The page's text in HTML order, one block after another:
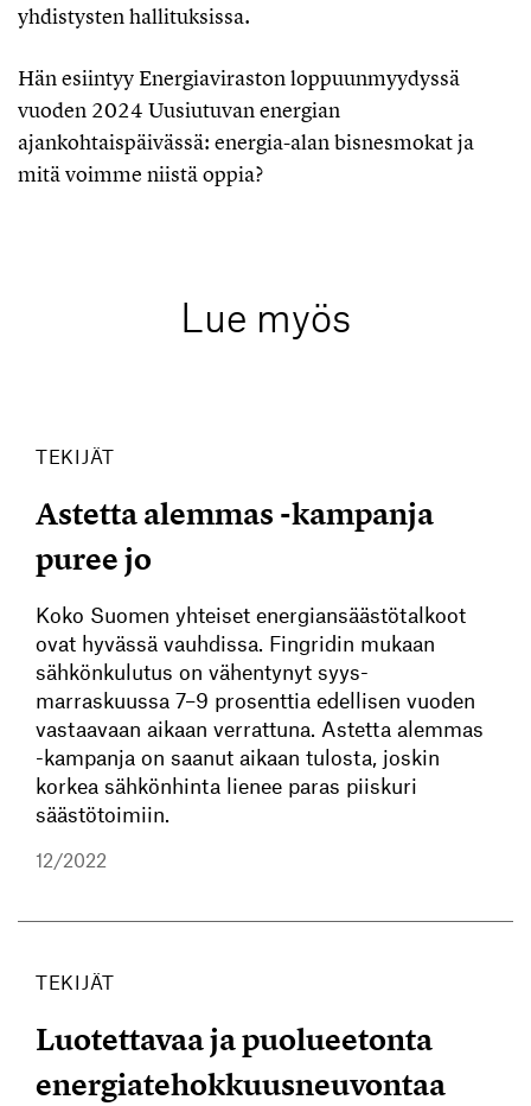
yhdistysten hallituksissa.
Hän esiintyy Energiaviraston loppuunmyydyssä
vuoden 2024 Uusiutuvan energian
ajankohtaispäivässä: energia-alan bisnesmokat ja
mitä voimme niistä oppia?
Lue myös
TEKIJÄT
Astetta alemmas -kampanja
puree jo
Koko Suomen yhteiset energiansäästötalkoot
ovat hyvässä vauhdissa. Fingridin mukaan
sähkönkulutus on vähentynyt syys-
marraskuussa 7–9 prosenttia edellisen vuoden
vastaavaan aikaan verrattuna. Astetta alemmas
-kampanja on saanut aikaan tulosta, joskin
korkea sähkönhinta lienee paras piiskuri
säästötoimiin.
12/2022
TEKIJÄT
Luotettavaa ja puolueetonta
energiatehokkuusneuvontaa